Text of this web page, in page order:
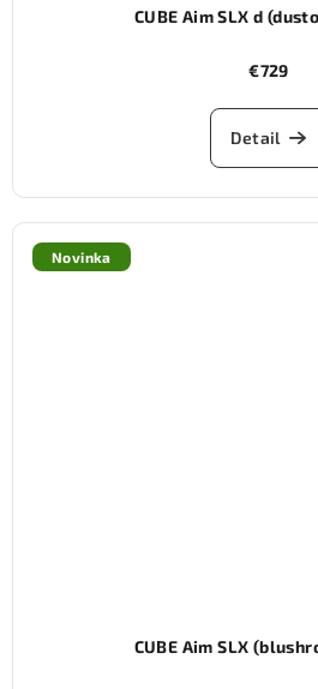
CUBE Aim SLX d
€729
Detail
Novinka
CUBE Aim SLX